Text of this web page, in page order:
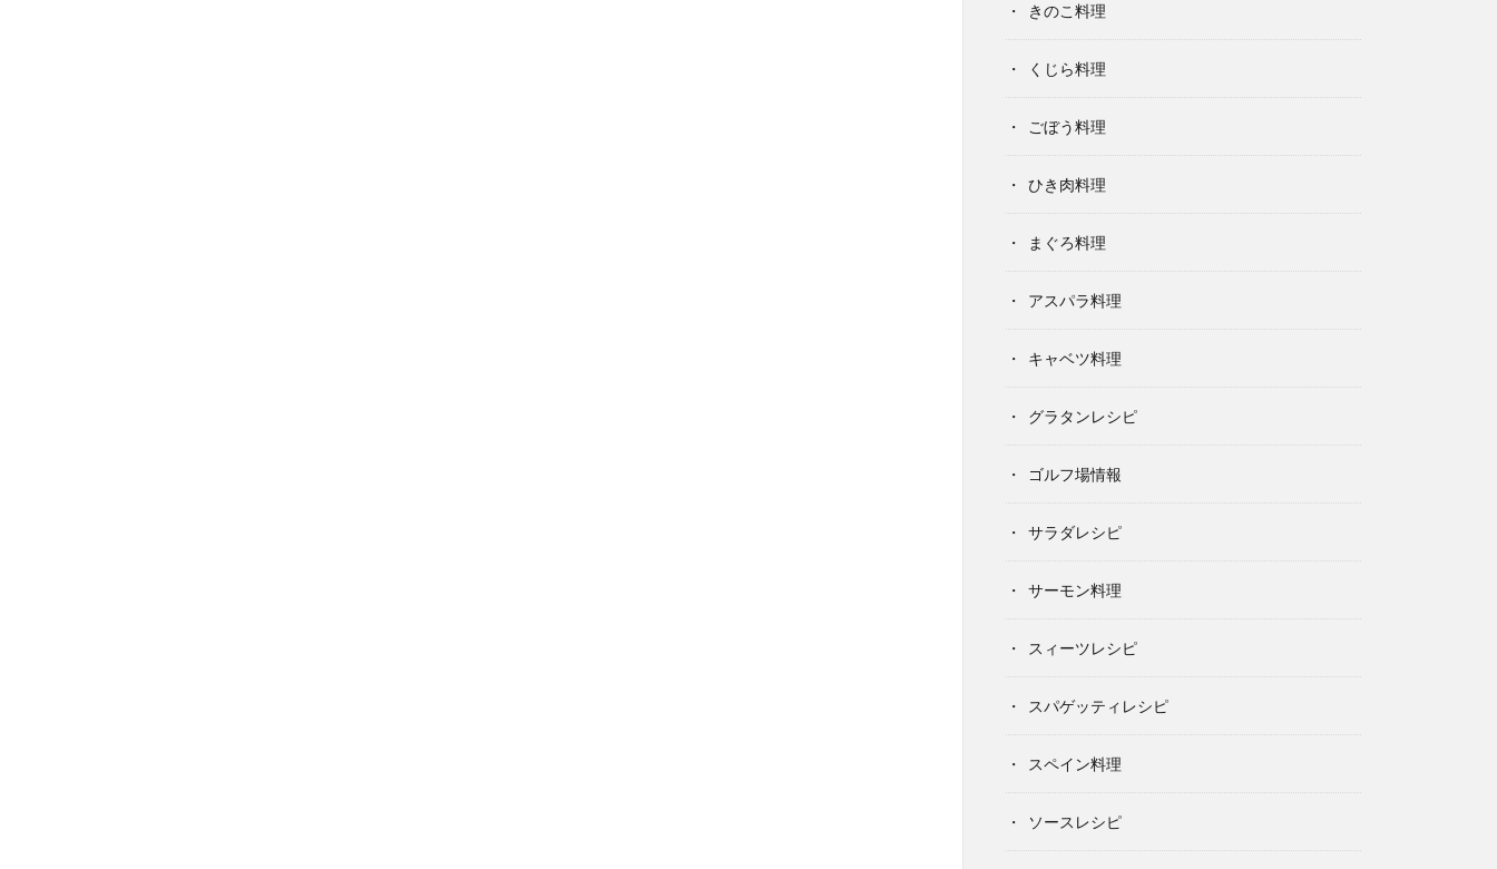
きのこ料理
くじら料理
ごぼう料理
ひき肉料理
まぐろ料理
アスパラ料理
キャベツ料理
グラタンレシピ
ゴルフ場情報
サラダレシピ
サーモン料理
スィーツレシピ
スパゲッティレシピ
スペイン料理
ソースレシピ